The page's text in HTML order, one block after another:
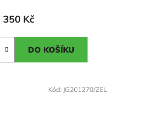
produktu
350 Kč
DO KOŠÍKU
Kód: JG201270/ZEL